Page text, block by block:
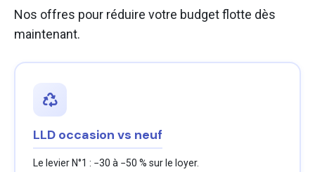
Nos offres pour réduire votre budget flotte dès
maintenant.
LLD occasion vs neuf
Le levier N°1 : −30 à −50 % sur le loyer.